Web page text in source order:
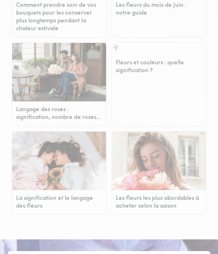
Comment prendre soin de vos
bouquets pour les conserver
plus longtemps pendant la
chaleur estivale
Les fleurs du mois de Juin :
notre guide
Langage des roses :
signification, nombre de roses…
Fleurs et couleurs : quelle
signification ?
La signification et le langage
des fleurs
Les fleurs les plus abordables à
acheter selon la saison